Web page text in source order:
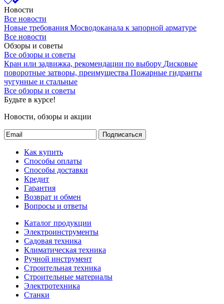
Новости
Все новости
Новые требования Мосводоканала к запорной арматуре
Все новости
Обзоры и советы
Все обзоры и советы
Кран или задвижка, рекомендации по выбору Дисковые
поворотные затворы, преимущества Пожарные гидранты
чугунные и стальные
Все обзоры и советы
Будьте в курсе!
Новости, обзоры и акции
Подписаться
Как купить
Способы оплаты
Способы доставки
Кредит
Гарантия
Возврат и обмен
Вопросы и ответы
Каталог продукции
Электроинструменты
Садовая техника
Климатическая техника
Ручной инструмент
Строительная техника
Строительные материалы
Электротехника
Станки